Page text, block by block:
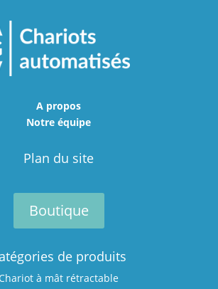
A propos
Notre équipe
Plan du site
Boutique
de produits
Chariot à mât rétractable